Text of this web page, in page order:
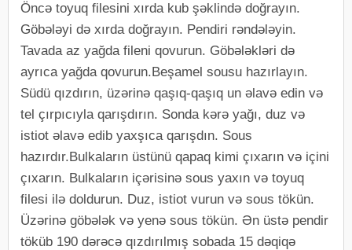
Öncə toyuq filesini xırda kub şəklində doğrayın.
Göbələyi də xırda doğrayın. Pendiri rəndələyin.
Tavada az yağda fileni qovurun. Göbələkləri də
ayrıca yağda qovurun.Beşamel sousu hazırlayın.
Südü qızdırın, üzərinə qaşıq-qaşıq un əlavə edin və
tel çırpıcıyla qarışdırın. Sonda kərə yağı, duz və
istiot əlavə edib yaxşıca qarışdın. Sous
hazırdır.Bulkaların üstünü qapaq kimi çıxarın və içini
çıxarın. Bulkaların içərisinə sous yaxın və toyuq
filesi ilə doldurun. Duz, istiot vurun və sous tökün.
Üzərinə göbələk və yenə sous tökün. Ən üstə pendir
töküb 190 dərəcə qızdırılmış sobada 15 dəqiqə